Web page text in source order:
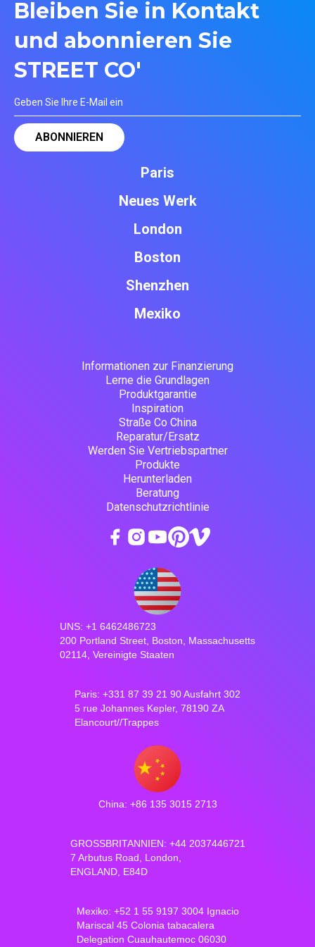
Bleiben Sie in Kontakt
und abonnieren Sie
STREET CO'
Paris
Neues Werk
London
Boston
Shenzhen
Mexiko
Informationen zur Finanzierung
Lerne die Grundlagen
Produktgarantie
Inspiration
Straße Co China
Reparatur/Ersatz
Werden Sie Vertriebspartner
Produkte
Herunterladen
Beratung
Datenschutzrichtlinie
UNS: +1 6462486723
200 Portland Street, Boston, Massachusetts
02114, Vereinigte Staaten
Paris: +331 87 39 21 90 Ausfahrt 302
5 rue Johannes Kepler, 78190 ZA
Elancourt//Trappes
China: +86 135 3015 2713
GROSSBRITANNIEN: +44 2037446721
7 Arbutus Road, London,
ENGLAND, E84D
Mexiko: +52 1 55 9197 3004 Ignacio
Mariscal 45 Colonia tabacalera
Delegation Cuauhautemoc 06030